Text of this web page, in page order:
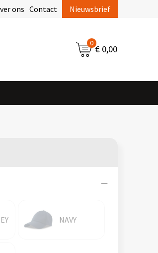
ons Contact Nieuwsbrief
0
€ 0,00
NAVY